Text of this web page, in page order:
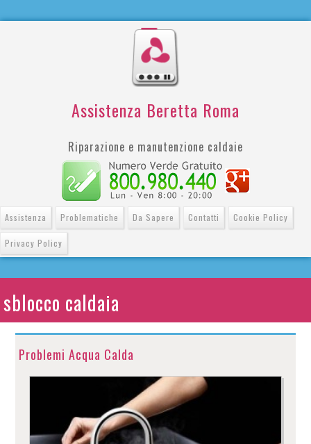
Assistenza Beretta Roma
Riparazione e manutenzione caldaie
Assistenza Problematiche Da Sapere Contatti Cookie Policy
Privacy Policy
sblocco caldaia
Problemi Acqua Calda